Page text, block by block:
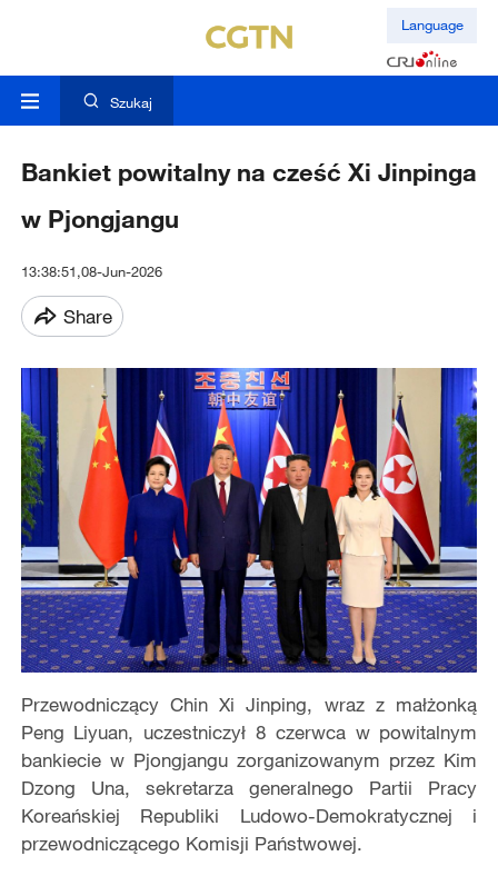
Language
Szukaj
Bankiet powitalny na cześć Xi Jinpinga
w Pjongjangu
13:38:51,08-Jun-2026
Share
Przewodniczący Chin Xi Jinping, wraz z małżonką
Peng Liyuan, uczestniczył 8 czerwca w powitalnym
bankiecie w Pjongjangu zorganizowanym przez Kim
Dzong Una, sekretarza generalnego Partii Pracy
Koreańskiej Republiki Ludowo-Demokratycznej i
przewodniczącego Komisji Państwowej.